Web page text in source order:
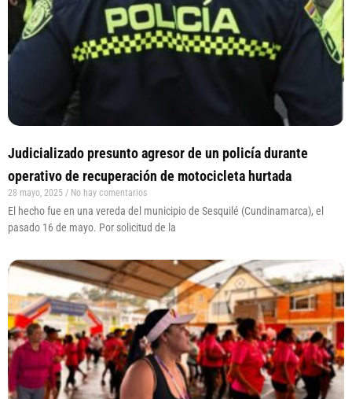
Judicializado presunto agresor de un policía durante
operativo de recuperación de motocicleta hurtada
28 mayo, 2025 No hay comentarios
El hecho fue en una vereda del municipio de Sesquilé (Cundinamarca), el
pasado 16 de mayo. Por solicitud de la